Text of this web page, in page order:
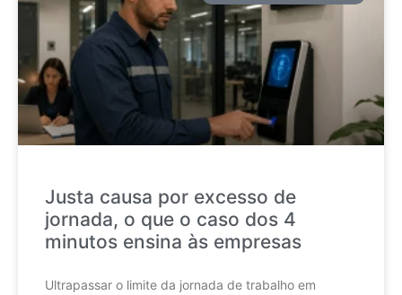
Justa causa por excesso de
jornada, o que o caso dos 4
minutos ensina às empresas
Ultrapassar o limite da jornada de trabalho em